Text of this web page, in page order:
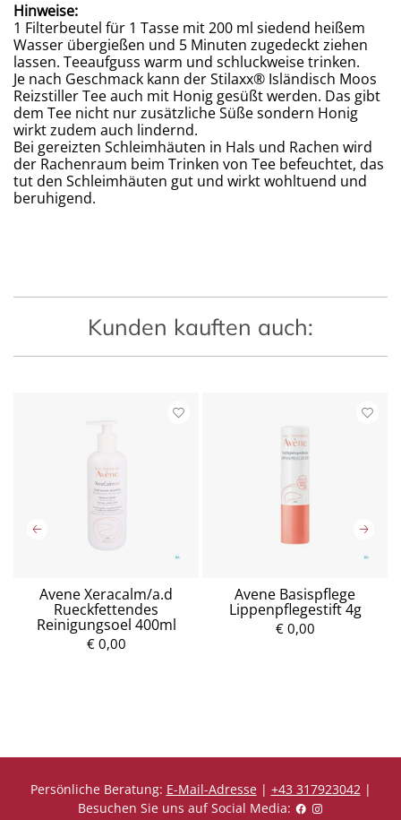
Hinweise:
1 Filterbeutel für 1 Tasse mit 200 ml siedend heißem
Wasser übergießen und 5 Minuten zugedeckt ziehen
lassen. Teeaufguss warm und schluckweise trinken.
Je nach Geschmack kann der Stilaxx® Isländisch Moos
Reizstiller Tee auch mit Honig gesüßt werden. Das gibt
dem Tee nicht nur zusätzliche Süße sondern Honig
wirkt zudem auch lindernd.
Bei gereizten Schleimhäuten in Hals und Rachen wird
der Rachenraum beim Trinken von Tee befeuchtet, das
tut den Schleimhäuten gut und wirkt wohltuend und
beruhigend.
Kunden kauften auch:
Avene Xeracalm/a.d
Rueckfettendes
Reinigungsoel 400ml
€ 0,00
Avene Basispflege
Lippenpflegestift 4g
€ 0,00
Persönliche Beratung: E-Mail-Adresse| +43 317923042|
Besuchen Sie uns auf Social Media: